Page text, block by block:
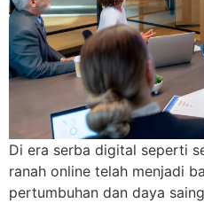
Di era serba digital seperti
ranah online telah menjadi
pertumbuhan dan daya